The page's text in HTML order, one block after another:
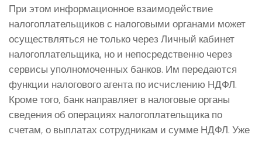
При этом информационное взаимодействие
налогоплательщиков с налоговыми органами может
осуществляться не только через Личный кабинет
налогоплательщика, но и непосредственно через
сервисы уполномоченных банков. Им передаются
функции налогового агента по исчислению НДФЛ.
Кроме того, банк направляет в налоговые органы
сведения об операциях налогоплательщика по
счетам, о выплатах сотрудникам и сумме НДФЛ. Уже